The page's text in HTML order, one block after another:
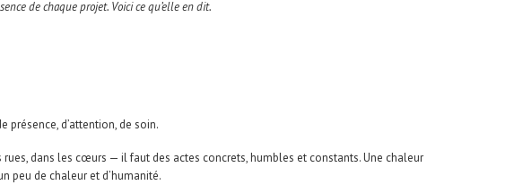
de chaque projet. Voici ce qu’elle en dit.
présence, d’attention, de soin.
dans les cœurs — il faut des actes concrets, humbles et constants. Une chaleur
peu de chaleur et d’humanité.